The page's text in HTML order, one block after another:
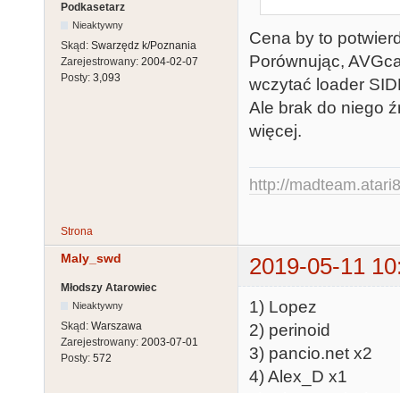
Podkasetarz
Nieaktywny
Skąd: Swarzędz k/Poznania
Zarejestrowany: 2004-02-07
Posty: 3,093
Cena by to
Porównując,
wczytać loader
Ale brak do niego
więcej.
http://
Strona
Maly_swd 2019-05-11
Młodszy Atarowiec
Nieaktywny
Skąd: Warszawa
Zarejestrowany: 2003-07-01
Posty: 572
1) Lopez
2) perinoid
3) pancio.net x2
4) Alex_D x1